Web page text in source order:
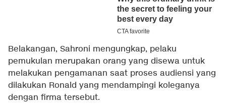
Belakangan, Sahroni mengungkap, pelaku
pemukulan merupakan orang yang disewa untuk
melakukan pengamanan saat proses audiensi yang
dilakukan Ronald yang mendampingi koleganya
dengan firma tersebut.